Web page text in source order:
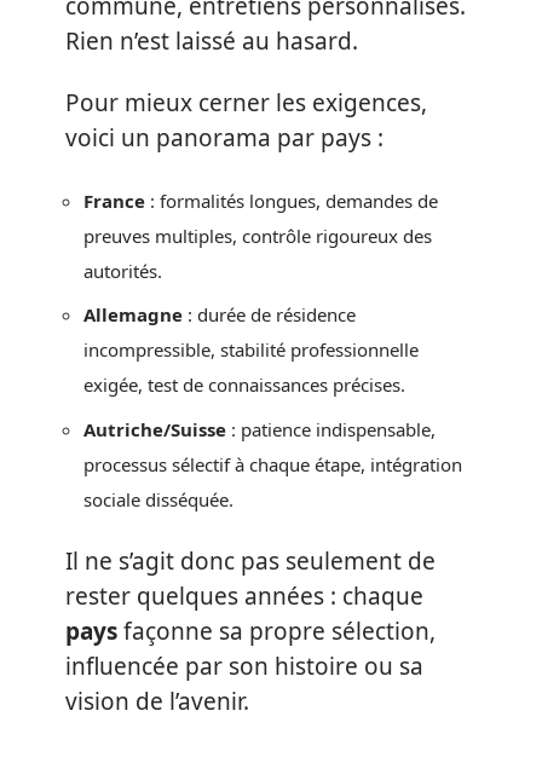
Rien n’est laissé au hasard.
Pour mieux cerner les exigences,
voici un panorama par pays :
France : formalités longues, demandes de
preuves multiples, contrôle rigoureux des
autorités.
Allemagne : durée de résidence
incompressible, stabilité professionnelle
exigée, test de connaissances précises.
Autriche/Suisse : patience indispensable,
processus sélectif à chaque étape, intégration
sociale disséquée.
Il ne s’agit donc pas seulement de
rester quelques années : chaque
paysfaçonne sa propre sélection,
influencée par son histoire ou sa
vision de l’avenir.